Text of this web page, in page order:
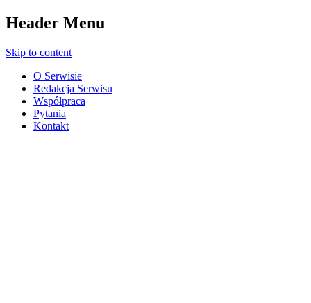
Header Menu
Skip to content
O Serwisie
Redakcja Serwisu
Współpraca
Pytania
Kontakt